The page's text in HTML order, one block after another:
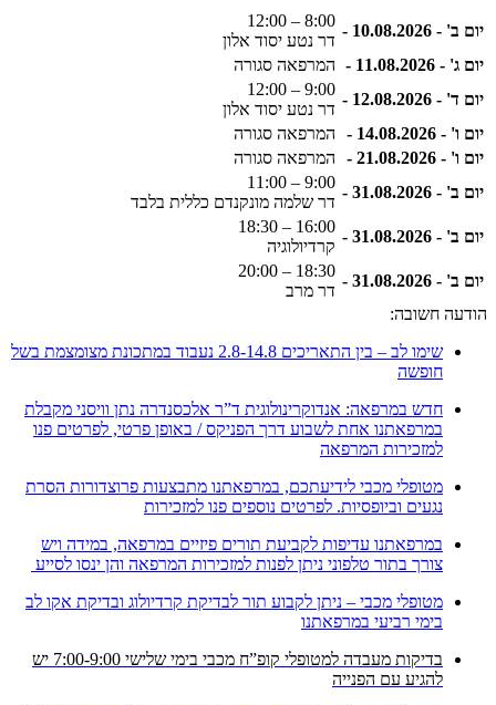
יום ב' - 10.08.2026 -
8:00 – 12:00
דר נטע יסוד אלון
יום ג' - 11.08.2026 -
המרפאה סגורה
יום ד' - 12.08.2026 -
9:00 – 12:00
דר נטע יסוד אלון
יום ו' - 14.08.2026 -
המרפאה סגורה
יום ו' - 21.08.2026 -
המרפאה סגורה
יום ב' - 31.08.2026 -
9:00 – 11:00
דר שלמה מונקנדם כללית בלבד
יום ב' - 31.08.2026 -
16:00 – 18:30
קרדיולוגיה
יום ב' - 31.08.2026 -
18:30 – 20:00
דר מרב
הודעה חשובה:
שימו לב – בין התאריכים 2.8-14.8 נעבוד במתכונת מצומצמת בשל
חופשה
חדש במרפאה: אנדוקרינולוגית ד”ר אלכסנדרה נתן וויסני מקבלת
במרפאתנו אחת לשבוע דרך הפניקס / באופן פרטי, לפרטים פנו
למזכירות המרפאה
מטופלי מכבי לידיעתכם, במרפאתנו מתבצעות פרוצדורות הסרת
נגעים וביופסיות. לפרטים נוספים פנו למזכירות
במרפאתנו עדיפות לקביעת תורים פיזיים במרפאה, במידה ויש
צורך בתור טלפוני ניתן לפנות למזכירות המרפאה והן ינסו לסייע
מטופלי מכבי – ניתן לקבוע תור לבדיקת קרדיולוג ובדיקת אקו לב
בימי רביעי במרפאתנו
בדיקות מעבדה למטופלי קופ”ח מכבי בימי שלישי 7:00-9:00 יש
להגיע עם הפנייה